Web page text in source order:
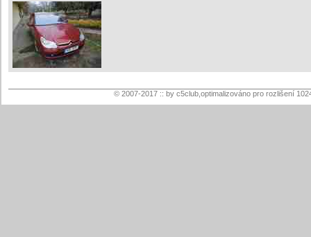
© 2007-2017 :: by c5club,optimalizováno pro rozlišení